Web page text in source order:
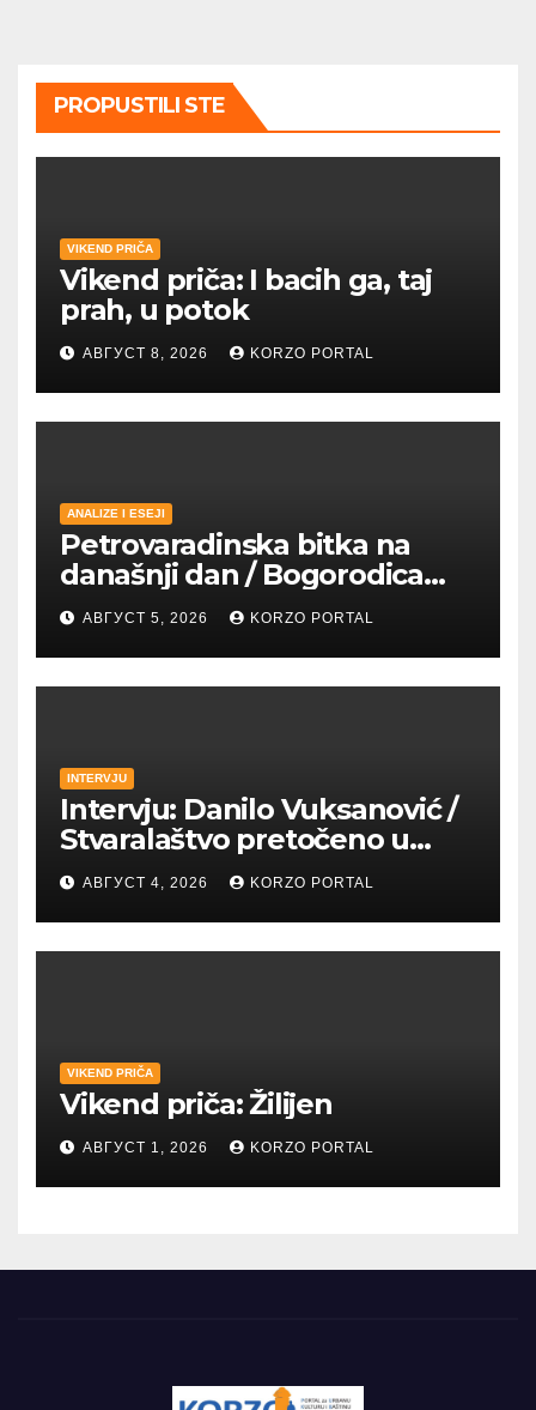
PROPUSTILI STE
VIKEND PRIČA
Vikend priča: I bacih ga, taj
prah, u potok
АВГУСТ 8, 2026 KORZO PORTAL
ANALIZE I ESEJI
Petrovaradinska bitka na
današnji dan / Bogorodica
pobednica u
petrovaradinskom Podgrađu
АВГУСТ 5, 2026 KORZO PORTAL
INTERVJU
Intervju: Danilo Vuksanović /
Stvaralaštvo pretočeno u
umetnost i reči
АВГУСТ 4, 2026 KORZO PORTAL
VIKEND PRIČA
Vikend priča: Žilijen
АВГУСТ 1, 2026 KORZO PORTAL